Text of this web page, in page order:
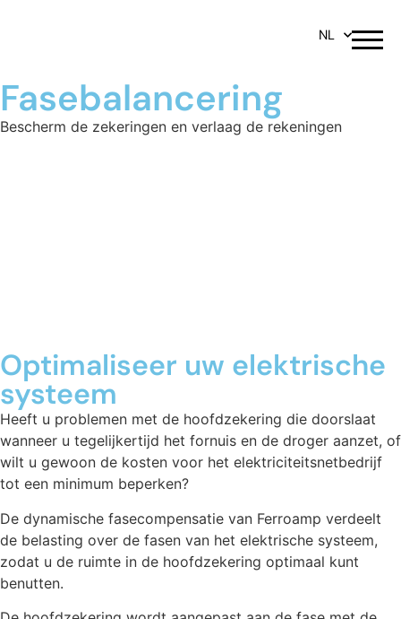
NL
Fasebalancering
Bescherm de zekeringen en verlaag de rekeningen
Optimaliseer uw elektrische
systeem
Heeft u problemen met de hoofdzekering die doorslaat
wanneer u tegelijkertijd het fornuis en de droger aanzet, of
wilt u gewoon de kosten voor het elektriciteitsnetbedrijf
tot een minimum beperken?
De dynamische fasecompensatie van Ferroamp verdeelt
de belasting over de fasen van het elektrische systeem,
zodat u de ruimte in de hoofdzekering optimaal kunt
benutten.